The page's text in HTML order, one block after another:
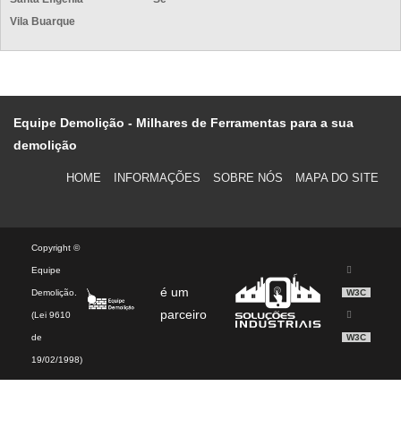
Vila Buarque
Equipe Demolição - Milhares de Ferramentas para a sua
demolição
HOME INFORMAÇÕES SOBRE NÓS MAPA DO SITE
Copyright ©
Equipe
Demolição.
(Lei 9610
de
19/02/1998)
é um
parceiro
W3C
W3C